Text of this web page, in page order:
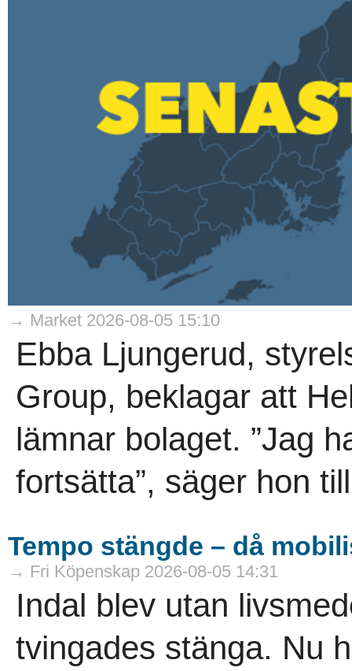
→ Market 2026-08-05 15:10
Ebba Ljungerud,
Group, beklagar att
lämnar bolaget. ”Jag
fortsätta”, säger hon
Tempo stängde – då
→ Fri Köpenskap 2026-08-05 14:31
Indal blev utan
tvingades stänga. Nu